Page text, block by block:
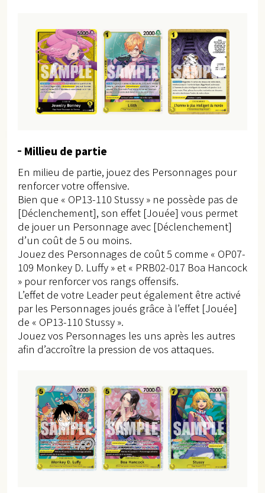
Millieu de partie
En milieu de partie, jouez des Personnages pour
renforcer votre offensive.
Bien que « OP13-110 Stussy » ne possède pas de
[Déclenchement], son effet [Jouée] vous permet
de jouer un Personnage avec [Déclenchement]
d’un coût de 5 ou moins.
Jouez des Personnages de coût 5 comme « OP07-
109 Monkey D. Luffy » et « PRB02-017 Boa Hancock
» pour renforcer vos rangs offensifs.
L’effet de votre Leader peut également être activé
par les Personnages joués grâce à l’effet [Jouée]
de « OP13-110 Stussy ».
Jouez vos Personnages les uns après les autres
afin d’accroître la pression de vos attaques.